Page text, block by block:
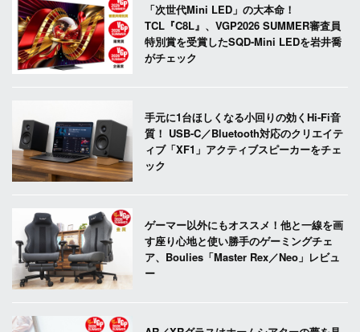
「次世代Mini LED」の大本命！
TCL『C8L』、VGP2026 SUMMER審査員
特別賞を受賞したSQD-Mini LEDを岩井喬
がチェック
手元に1台ほしくなる小回りの効くHi-Fi音
質！ USB-C／Bluetooth対応のクリエイテ
ィブ「XF1」アクティブスピーカーをチェ
ック
ゲーマー以外にもオススメ！他と一線を画
す座り心地と使い勝手のゲーミングチェ
ア、Boulies「Master Rex／Neo」レビュ
ー